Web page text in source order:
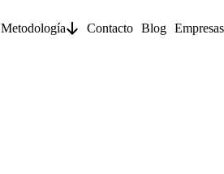
Metodología Contacto Blog Empresas